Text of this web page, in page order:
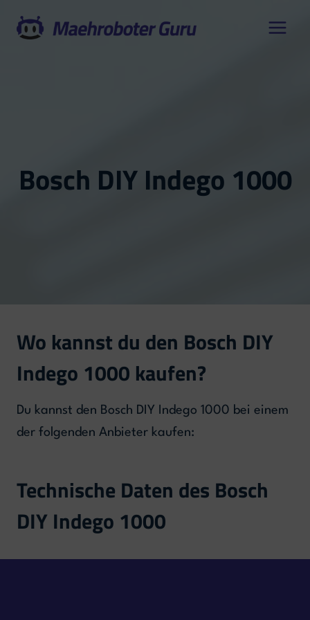
Inhalt
Bosch DIY Indego 1000
Wo kannst du den Bosch DIY
Indego 1000 kaufen?
Du kannst den Bosch DIY Indego 1000 bei einem
der folgenden Anbieter kaufen:
Technische Daten des Bosch
DIY Indego 1000